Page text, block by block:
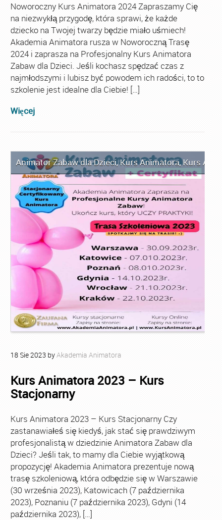
Noworoczny Kurs Animatora 2024 Zapraszamy Cię
na niezwykłą przygodę, która sprawi, że każde
dziecko na Twojej twarzy będzie miało uśmiech!
Akademia Animatora rusza w Noworoczną Trasę
2024 i zaprasza na Profesjonalny Kurs Animatora
Zabaw dla Dzieci. Jeśli kochasz spędzać czas z
najmłodszymi i lubisz być powodem ich radości, to to
szkolenie jest idealne dla Ciebie! […]
Więcej
Animator Zabaw dla Dzieci,Kurs Animatora,Kurs
18 Sie2023 byAkademia Animatora
Kurs Animatora 2023 – Kurs
Stacjonarny
Kurs Animatora 2023 – Kurs Stacjonarny Czy
zastanawiałeś się kiedyś, jak stać się prawdziwym
profesjonalistą w dziedzinie Animatora Zabaw dla
Dzieci? Jeśli tak, to mamy dla Ciebie wyjątkową
propozycję! Akademia Animatora prezentuje nową
trasę szkoleniową, która odbędzie się w Warszawie
(30 września 2023), Katowicach (7 października
2023), Poznaniu (7 października 2023), Gdyni (14
października 2023), […]